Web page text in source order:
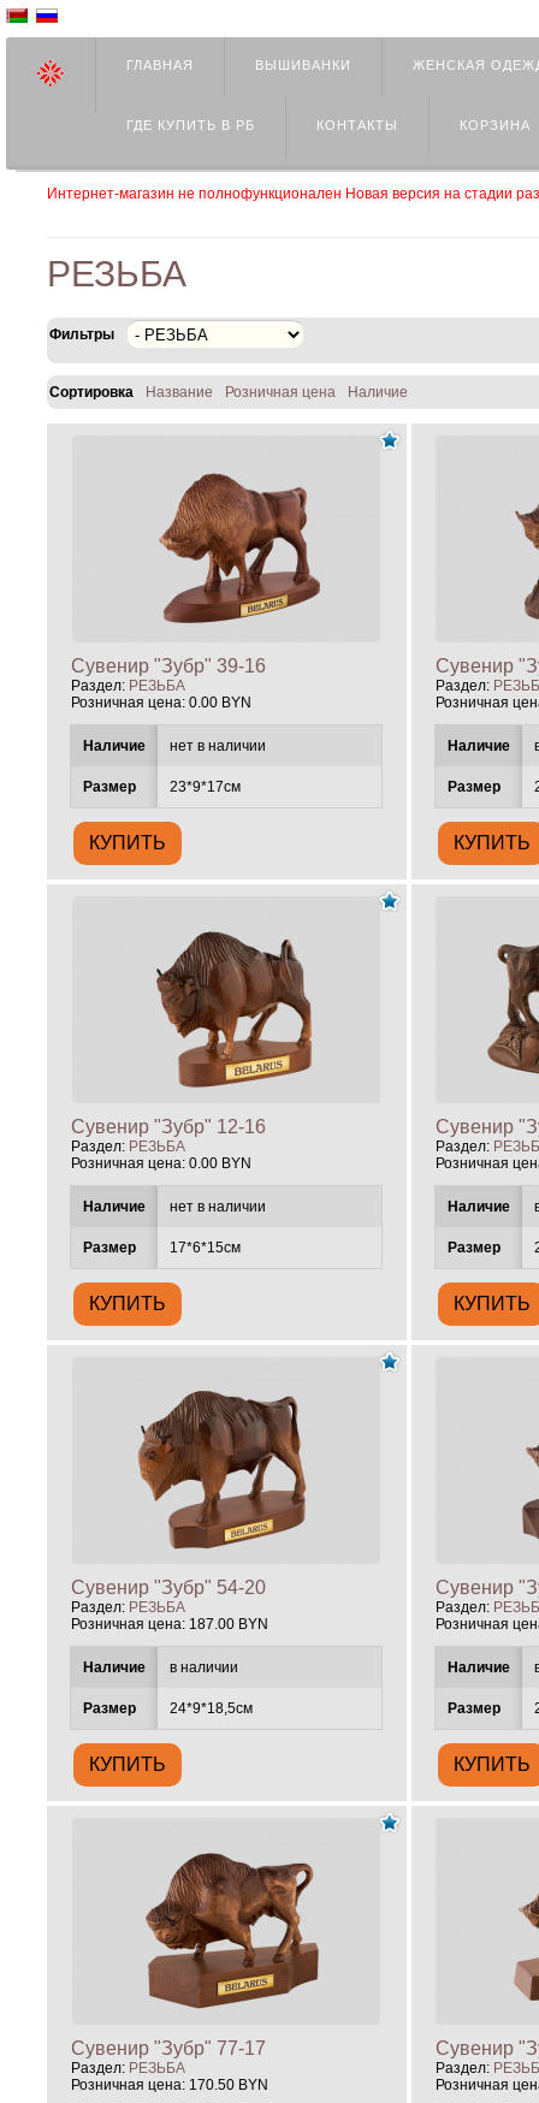
ГЛАВНАЯ ВЫШИВАНКИ ЖЕНСКАЯ
ГДЕ КУПИТЬ В РБ КОНТАКТЫ КОРЗИНА
Интернет-магазин не полнофункционален Новая версия на стадии
РЕЗЬБА
Фильтры
Сортировка Название Розничная цена Наличие
Сувенир "Зубр" 39-16
Раздел: РЕЗЬБА
Розничная цена: 0.00 BYN
Наличие нет в наличии
Размер 23*9*17см
Сувенир
Раздел:
Розничная
Наличие
Размер
Сувенир "Зубр" 12-16
Раздел: РЕЗЬБА
Розничная цена: 0.00 BYN
Наличие нет в наличии
Размер 17*6*15см
Сувенир
Раздел:
Розничная
Наличие
Размер
Сувенир "Зубр" 54-20
Раздел: РЕЗЬБА
Розничная цена: 187.00 BYN
Наличие в наличии
Размер 24*9*18,5см
Сувенир
Раздел:
Розничная
Наличие
Размер
Сувенир "Зубр" 77-17
Раздел: РЕЗЬБА
Розничная цена: 170.50 BYN
Сувенир
Раздел:
Розничная